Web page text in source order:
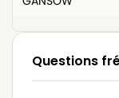
Questions